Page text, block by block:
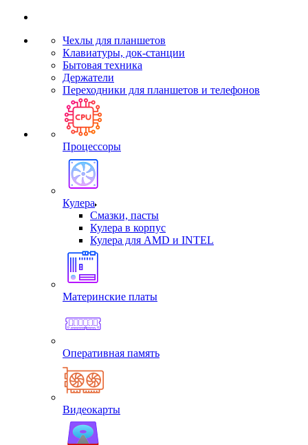
Чехлы для планшетов
Клавиатуры, док-станции
Бытовая техника
Держатели
Переходники для планшетов и телефонов
Процессоры
Кулера
Смазки, пасты
Кулера в корпус
Кулера для AMD и INTEL
Материнские платы
Оперативная память
Видеокарты